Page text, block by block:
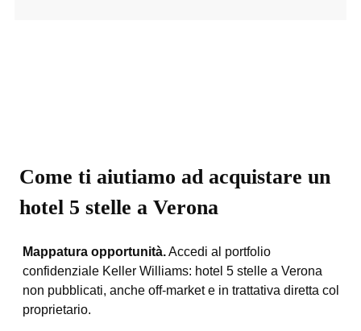
Come ti aiutiamo ad acquistare un
hotel 5 stelle a Verona
Mappatura opportunità.Accedi al portfolio
confidenziale Keller Williams: hotel 5 stelle a Verona
non pubblicati, anche off-market e in trattativa diretta col
proprietario.